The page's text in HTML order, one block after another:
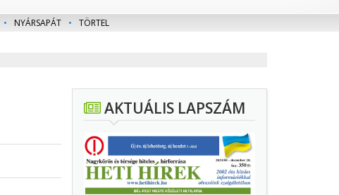
• NYÁRSAPÁT • TÖRTEL
AKTUÁLIS LAPSZÁM